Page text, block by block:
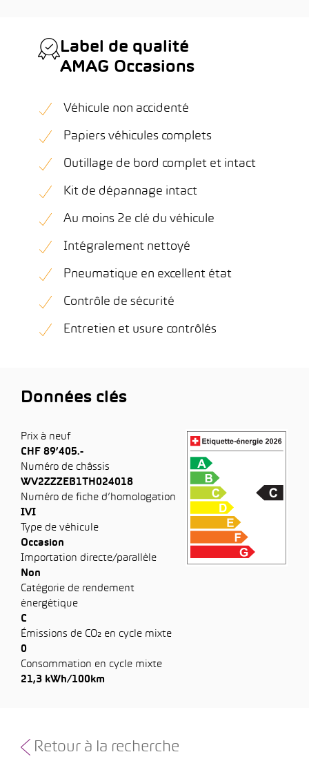
Label de qualité
AMAG Occasions
Véhicule non accidenté
Papiers véhicules complets
Outillage de bord complet et intact
Kit de dépannage intact
Au moins 2e clé du véhicule
Intégralement nettoyé
Pneumatique en excellent état
Contrôle de sécurité
Entretien et usure contrôlés
Données clés
Prix à neuf
CHF 89’405.-
Numéro de châssis
WV2ZZZEB1TH024018
Numéro de fiche d’homologation
IVI
Type de véhicule
Occasion
Importation directe/parallèle
Non
Catégorie de rendement
énergétique
C
Émissions de CO₂ en cycle mixte
0
Consommation en cycle mixte
21,3 kWh/100km
Retour à la recherche